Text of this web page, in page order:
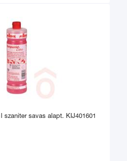
szaniter savas alapt. KIJ401601